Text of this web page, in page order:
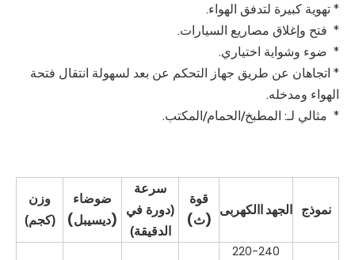
* تهوية كبيرة لتدفق الهواء.
* فتح وإغلاق مصاريع السيارات.
* ضوء وشواية اختياري.
* اتجاهان عن طريق جهاز التحكم عن بعد لسهولة انتقال فتحة
الهواء ومدخله.
* مثالي لـ: المطبخ/الحمام/المكتب.
نموذج الجهد االكهربى
قوة
(ث)
سرعة
(دورة في
الدقيقة)
ضوضاء
(ديسيبل)
وزن
(كجم)
220-240